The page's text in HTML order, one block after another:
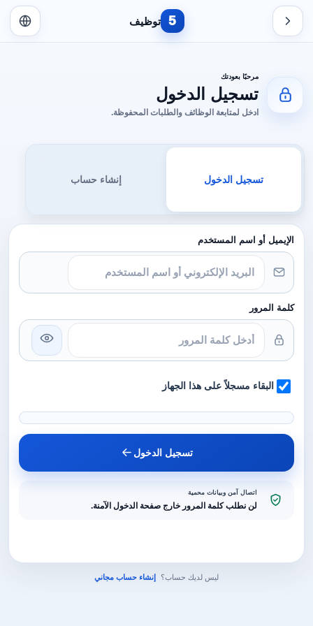
5 توظيف
مرحبًا بعودتك
تسجيل الدخول
ادخل لمتابعة الوظائف والطلبات المحفوظة.
تسجيل الدخول إنشاء حساب
الإيميل أو اسم المستخدم
كلمة المرور
البقاء مسجلاً على هذا الجهاز
تسجيل الدخول
اتصال آمن وبيانات محمية
لن نطلب كلمة المرور خارج صفحة الدخول الآمنة.
ليس لديك حساب؟ إنشاء حساب مجاني